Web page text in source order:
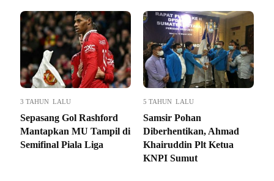
3 TAHUN LALU
Sepasang Gol Rashford
Mantapkan MU Tampil di
Semifinal Piala Liga
5 TAHUN LALU
Samsir Pohan
Diberhentikan, Ahmad
Khairuddin Plt Ketua
KNPI Sumut